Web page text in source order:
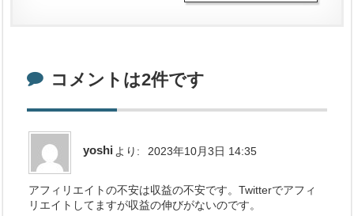
コメントは2件です
yoshi より: 2023年10月3日 14:35
アフィリエイトの不安は収益の不安です。Twitterでアフィ
リエイトしてますが収益の伸びがないのです。